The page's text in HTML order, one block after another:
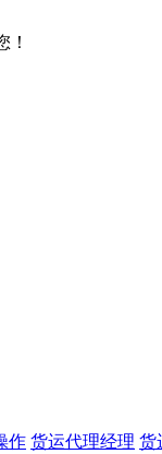
！
作 货运代理经理 货